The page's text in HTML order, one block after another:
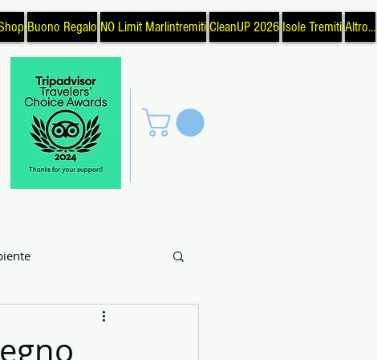
Buono Regalo NO Limit MarlintremitiCleanUP 2026 Isole TremitiAltro...
Pesca